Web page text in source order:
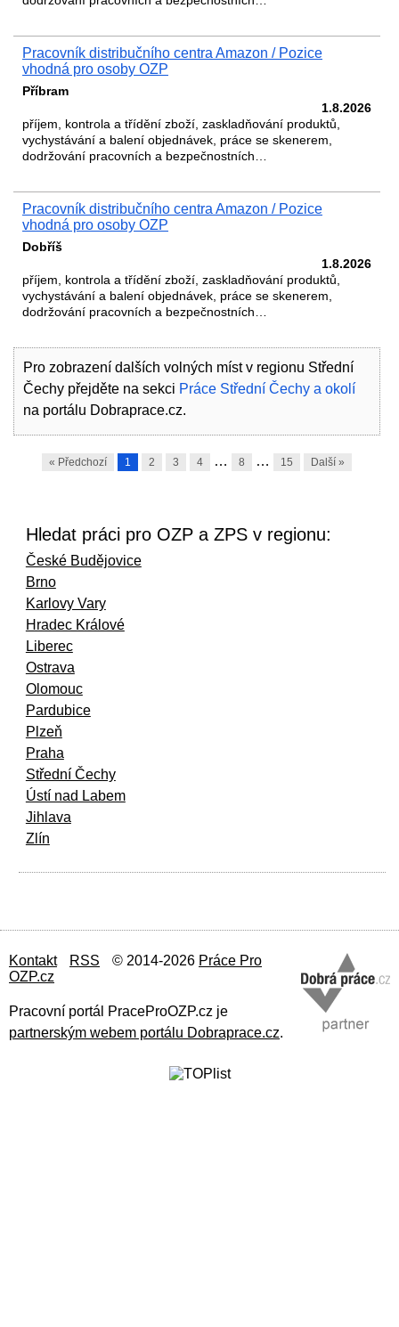
Pracovník distribučního centra Amazon / Pozice
vhodná pro osoby OZP
Příbram
1.8.2026
příjem, kontrola a třídění zboží, zaskladňování produktů,
vychystávání a balení objednávek, práce se skenerem,
dodržování pracovních a bezpečnostních…
Pracovník distribučního centra Amazon / Pozice
vhodná pro osoby OZP
Dobříš
1.8.2026
příjem, kontrola a třídění zboží, zaskladňování produktů,
vychystávání a balení objednávek, práce se skenerem,
dodržování pracovních a bezpečnostních…
Pro zobrazení dalších volných míst v regionu Střední
Čechy přejděte na sekci Práce Střední Čechy a okolí
na portálu Dobraprace.cz.
« Předchozí 1 2 3 4 … 8 … 15 Další »
Hledat práci pro OZP a ZPS v regionu:
České Budějovice
Brno
Karlovy Vary
Hradec Králové
Liberec
Ostrava
Olomouc
Pardubice
Plzeň
Praha
Střední Čechy
Ústí nad Labem
Jihlava
Zlín
Kontakt RSS © 2014-2026 Práce Pro
OZP.cz
Pracovní portál PraceProOZP.cz je
partnerským webem portálu Dobraprace.cz.